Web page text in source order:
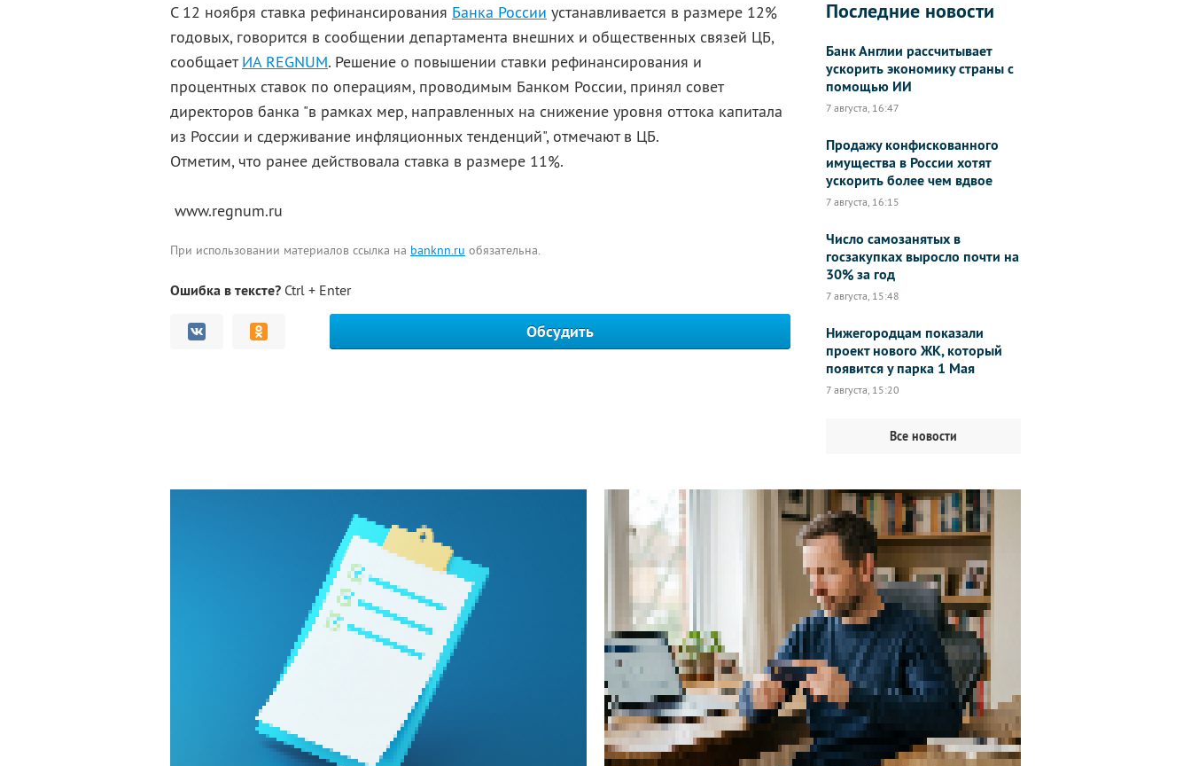
С 12 ноября ставка рефинансирования Банка России устанавливается в размере 12%
годовых, говорится в сообщении департамента внешних и общественных связей ЦБ,
сообщаетИА REGNUM. Решение о повышении ставки рефинансирования и
процентных ставок по операциям, проводимым Банком России, принял совет
директоров банка "в рамках мер, направленных на снижение уровня оттока капитала
из России и сдерживание инфляционных тенденций", отмечают в ЦБ.
Отметим, что ранее действовала ставка в размере 11%.
www.regnum.ru
При использовании материалов ссылка на banknn.ru обязательна.
Ошибка в тексте? Ctrl + Enter
Обсудить
Написать
Последние новости
Банк Англии рассчитывает
ускорить экономику страны с
помощью ИИ
7 августа, 16:47
Продажу конфискованного
имущества в России хотят
ускорить более чем вдвое
7 августа, 16:15
Число самозанятых в
госзакупках выросло почти на
30% за год
7 августа, 15:48
Нижегородцам показали
проект нового ЖК, который
появится у парка 1 Мая
7 августа, 15:20
Все новости